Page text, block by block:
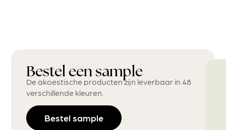
Bestel een sample
De akoestische producten zijn leverbaar in 48
verschillende kleuren.
Bestel sample